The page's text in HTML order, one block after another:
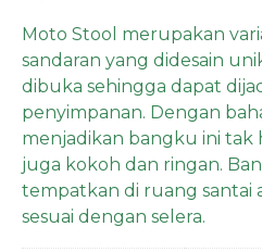
Moto Stool merupakan
sandaran yang didesain
dibuka sehingga dapat
penyimpanan. Dengan
menjadikan bangku ini tak
juga kokoh dan ringan.
tempatkan di ruang santai
sesuai dengan selera.